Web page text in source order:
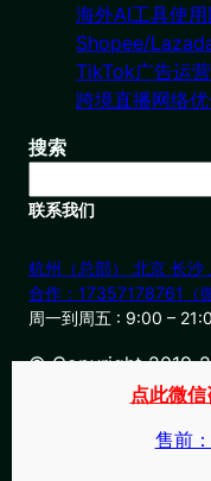
海外AI工具使
Shopee/
TikTok广告运
跨境直播网络
搜索
联系我们
杭州（总部） 北京 长沙
合作：17357178761（
周一到周五 : 9:00 –
© Copyright 2019-
点此微
售前